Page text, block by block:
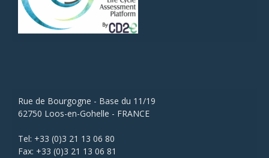
Rue de Bourgogne - Base du 11/19
62750 Loos-en-Gohelle - FRANCE
Tel: +33 (0)3 21 13 06 80
Fax: +33 (0)3 21 13 06 81